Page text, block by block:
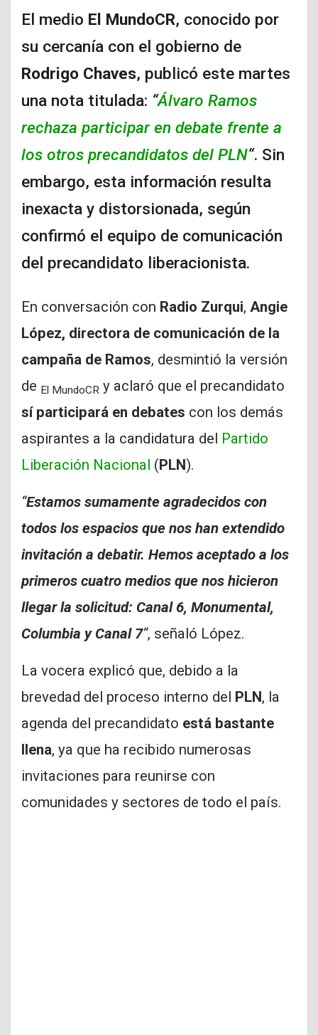
El medio El MundoCR, conocido por
su cercanía con el gobierno de
Rodrigo Chaves, publicó este martes
una nota titulada: “Álvaro Ramos
rechaza participar en debate frente a
los otros precandidatos del PLN“. Sin
embargo, esta información resulta
inexacta y distorsionada, según
confirmó el equipo de comunicación
del precandidato liberacionista.
En conversación con Radio Zurqui, Angie
López, directora de comunicación de la
campaña de Ramos, desmintió la versión
de El MundoCR y aclaró que el precandidato
sí participará en debates con los demás
aspirantes a la candidatura del Partido
Liberación Nacional (PLN).
“Estamos sumamente agradecidos con
todos los espacios que nos han extendido
invitación a debatir. Hemos aceptado a los
primeros cuatro medios que nos hicieron
llegar la solicitud: Canal 6, Monumental,
Columbia y Canal 7“, señaló López.
La vocera explicó que, debido a la
brevedad del proceso interno del PLN, la
agenda del precandidato está bastante
llena, ya que ha recibido numerosas
invitaciones para reunirse con
comunidades y sectores de todo el país.